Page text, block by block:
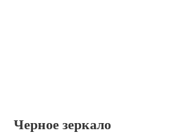
Черное зеркало